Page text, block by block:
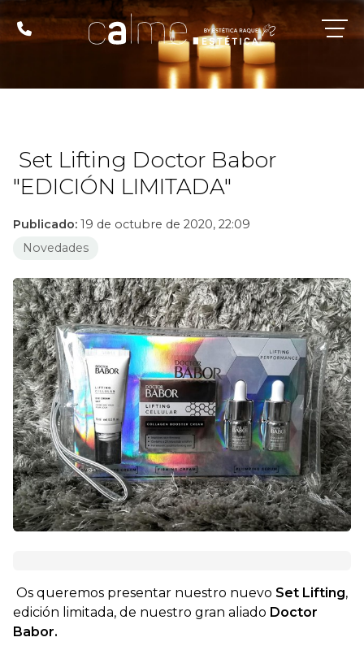
Set Lifting Doctor Babor
"EDICIÓN LIMITADA"
Publicado: 19 de octubre de 2020, 22:09
Novedades
Os queremos presentar nuestro nuevo Set Lifting,
edición limitada, de nuestro gran aliado Doctor
Babor.